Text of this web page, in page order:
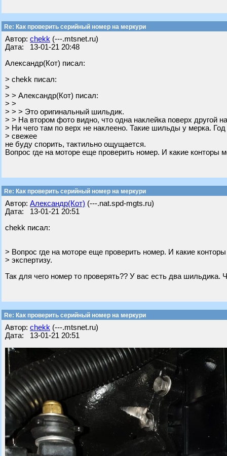
Re: Как проверить серийный номер на меркури
Автор: chekk (---.mtsnet.ru)
Дата: 13-01-21 20:48
Александр(Кот) писал:
> chekk писал:
>
> > Александр(Кот) писал:
> >
> > > Это оригинальный шильдик.
> > На втором фото видно, что одна наклейка поверх другой
> Ни чего там по верх не наклеено. Такие шильды у мерка.
> свежее
не буду спорить, тактильно ощущается.
Вопрос где на моторе еще проверить номер. И какие конторы
Re: Как проверить серийный номер на меркури
Автор: Александр(Кот) (---.nat.spd-mgts.ru)
Дата: 13-01-21 20:51
chekk писал:
> Вопрос где на моторе еще проверить номер. И какие
> экспертизу.
Так для чего номер то проверять?? У вас есть два шильдика.
Re: Как проверить серийный номер на меркури
Автор: chekk (---.mtsnet.ru)
Дата: 13-01-21 20:51